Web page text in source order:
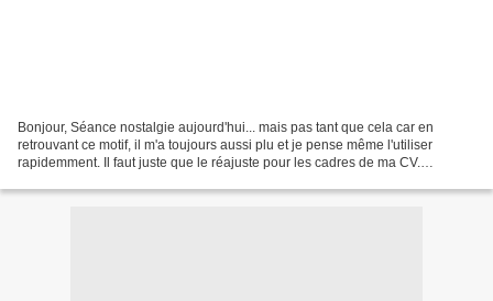
Bonjour, Séance nostalgie aujourd'hui... mais pas tant que cela car en
retrouvant ce motif, il m'a toujours aussi plu et je pense même l'utiliser
rapidemment. Il faut juste que le réajuste pour les cadres de ma CV.